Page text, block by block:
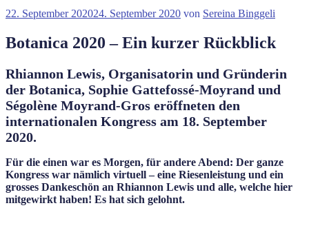
Veröffentlicht
22. September 202024. September 2020 von Sereina Binggeli
Botanica 2020 – Ein kurzer Rückblick
Rhiannon Lewis, Organisatorin und Gründerin
der Botanica, Sophie Gattefossé-Moyrand und
Ségolène Moyrand-Gros eröffneten den
internationalen Kongress am 18. September
2020.
Für die einen war es Morgen, für andere Abend: Der ganze
Kongress war nämlich virtuell – eine Riesenleistung und ein
grosses Dankeschön an Rhiannon Lewis und alle, welche hier
mitgewirkt haben! Es hat sich gelohnt.